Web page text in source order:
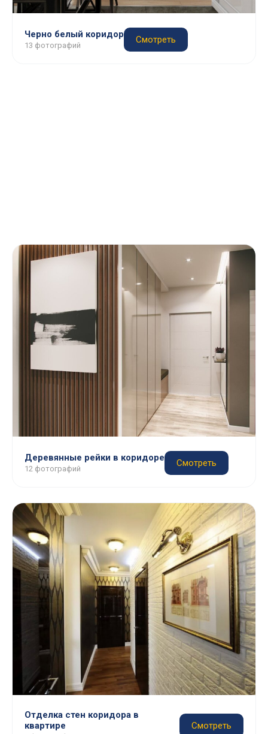
Черно белый коридор
13 фотографий
Смотреть
Деревянные рейки в коридоре
12 фотографий
Смотреть
Отделка стен коридора в
квартире
Смотреть